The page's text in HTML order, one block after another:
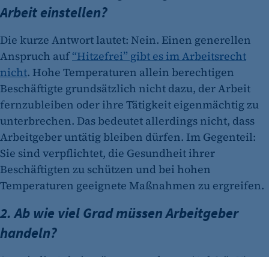
Arbeit einstellen?
Die kurze Antwort lautet: Nein. Einen generellen
Anspruch auf“Hitzefrei” gibt es im Arbeitsrecht
nicht. Hohe Temperaturen allein berechtigen
Beschäftigte grundsätzlich nicht dazu, der Arbeit
fernzubleiben oder ihre Tätigkeit eigenmächtig zu
unterbrechen. Das bedeutet allerdings nicht, dass
Arbeitgeber untätig bleiben dürfen. Im Gegenteil:
Sie sind verpflichtet, die Gesundheit ihrer
Beschäftigten zu schützen und bei hohen
Temperaturen geeignete Maßnahmen zu ergreifen.
2. Ab wie viel Grad müssen Arbeitgeber
handeln?